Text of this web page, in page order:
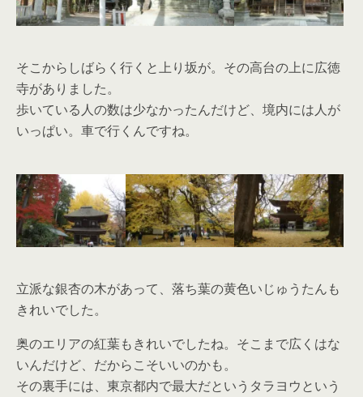
そこからしばらく行くと上り坂が。その高台の上に広徳
寺がありました。
歩いている人の数は少なかったんだけど、境内には人が
いっぱい。車で行くんですね。
立派な銀杏の木があって、落ち葉の黄色いじゅうたんも
きれいでした。
奥のエリアの紅葉もきれいでしたね。そこまで広くはな
いんだけど、だからこそいいのかも。
その裏手には、東京都内で最大だというタラヨウという